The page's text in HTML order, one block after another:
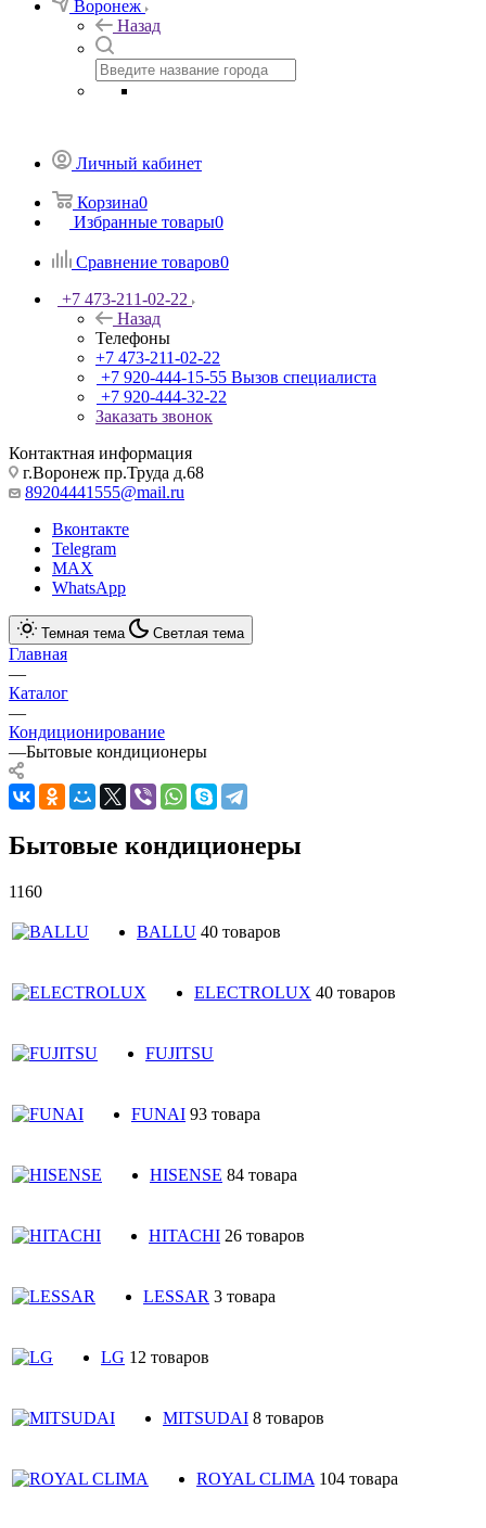
Воронеж
Назад
Личный кабинет
Корзина0
Избранные товары0
Сравнение товаров0
+7 473-211-02-22
Назад
Телефоны
+7 473-211-02-22
+7 920-444-15-55 Вызов специалиста
+7 920-444-32-22
Заказать звонок
Контактная информация
г.Воронеж пр.Труда д.68
89204441555@mail.ru
Вконтакте
Telegram
MAX
WhatsApp
Темная тема Светлая тема
Главная
—
Каталог
—
Кондиционирование
—Бытовые кондиционеры
Бытовые кондиционеры
1160
BALLU 40 товаров
ELECTROLUX 40 товаров
FUJITSU
FUNAI 93 товара
HISENSE 84 товара
HITACHI 26 товаров
LESSAR 3 товара
LG 12 товаров
MITSUDAI 8 товаров
ROYAL CLIMA 104 товара